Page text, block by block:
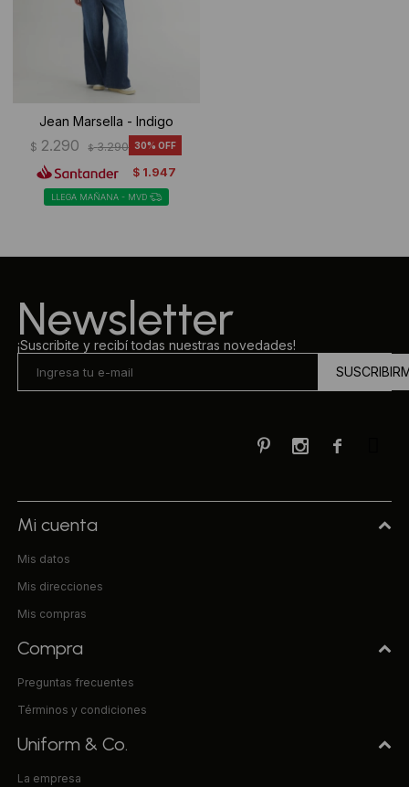
Jean Marsella - Indigo
$ 2.290 $ 3.290 30
$ 1.947
LLEGA MAÑANA - MVD
Newsletter
¡Suscribite y recibí todas nuestras novedades!

 
Mi cuenta
Mis datos
Mis direcciones
Mis compras
Compra
Preguntas frecuentes
Términos y condiciones
Uniform & Co.
La empresa